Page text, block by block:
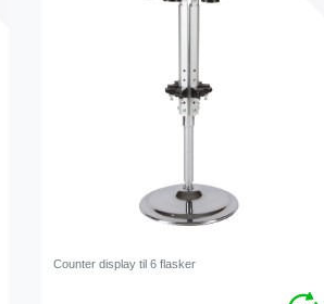
Counter display til 6 flasker